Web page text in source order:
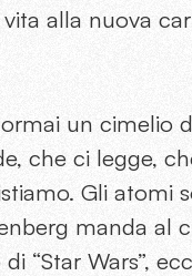
alla nuova
un cimelio
che ci legge,
Gli atomi
manda al
“Star Wars”,